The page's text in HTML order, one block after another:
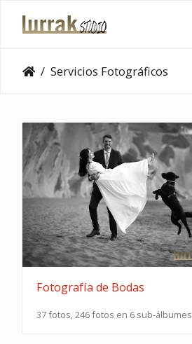
Servicios Fotográficos
Fotografía de Bodas
37 fotos, 246 fotos en 6 sub-álbumes